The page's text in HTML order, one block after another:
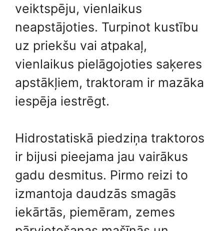
veiktspēju, vienlaikus
neapstājoties. Turpinot kustību
uz priekšu vai atpakaļ,
vienlaikus pielāgojoties saķeres
apstākļiem, traktoram ir mazāka
iespēja iestrēgt.
Hidrostatiskā piedziņa traktoros
ir bijusi pieejama jau vairākus
gadu desmitus. Pirmo reizi to
izmantoja daudzās smagās
iekārtās, piemēram, zemes